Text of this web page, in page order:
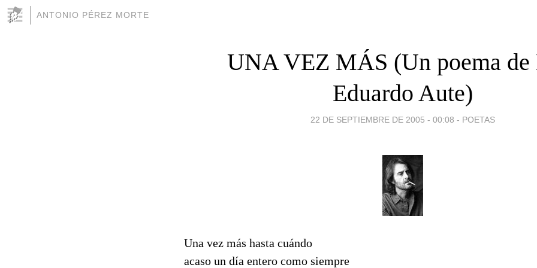
ANTONIO PÉREZ MORTE
UNA VEZ MÁS (Un poema de
Eduardo Aute)
22 DE SEPTIEMBRE DE 2005 - 00:08 - POETAS
Una vez más hasta cuándo
acaso un día entero como siempre